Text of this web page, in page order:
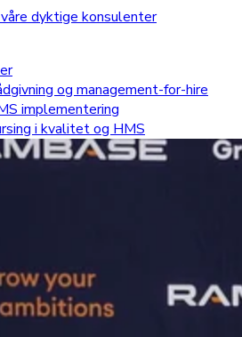
dyktige konsulenter
og management-for-hire
implementering
i kvalitet og HMS